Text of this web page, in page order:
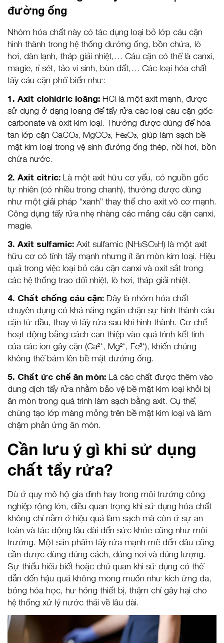
đường ống
Nhóm hóa chất này có tác dụng loại bỏ lớp cáu cặn
hình thành trong hệ thống đường ống, bồn chứa, lò
hơi, dàn lạnh, tháp giải nhiệt,… Cáu cặn có thể là canxi,
magie, rỉ sét, tảo vi sinh, bùn đất,… Các loại hóa chất
tẩy cáu cặn phổ biến như:
1. Axit clohidric loãng: HCl là một axit mạnh, được
sử dụng ở dạng loãng để tẩy rửa các loại cáu cặn gốc
carbonate và oxit kim loại. Thường được dùng để hòa
tan lớp cặn CaCO₃, MgCO₃, Fe₂O₃, giúp làm sạch bề
mặt kim loại trong vệ sinh đường ống thép, nồi hơi, bồn
chứa nước.
2. Axit citric: Là một axit hữu cơ yếu, có nguồn gốc
tự nhiên (có nhiều trong chanh), thường được dùng
như một giải pháp “xanh” thay thế cho axit vô cơ mạnh.
Công dụng tẩy rửa nhẹ nhàng các mảng cáu cặn canxi,
magie.
3. Axit sulfamic: Axit sulfamic (NH₂SO₃H) là một axit
hữu cơ có tính tẩy mạnh nhưng ít ăn mòn kim loại. Hiệu
quả trong việc loại bỏ cáu cặn canxi và oxit sắt trong
các hệ thống trao đổi nhiệt, lò hơi, tháp giải nhiệt.
4. Chất chống cáu cặn:Đây là nhóm hóa chất
chuyên dụng có khả năng ngăn chặn sự hình thành cáu
cặn từ đầu, thay vì tẩy rửa sau khi hình thành. Cơ chế
hoạt động bằng cách can thiệp vào quá trình kết tinh
của các ion gây cặn (Ca²⁺, Mg²⁺, Fe³⁺), khiến chúng
không thể bám lên bề mặt đường ống.
5. Chất ức chế ăn mòn: Là các chất được thêm vào
dung dịch tẩy rửa nhằm bảo vệ bề mặt kim loại khỏi bị
ăn mòn trong quá trình làm sạch bằng axit. Cụ thể,
chúng tạo lớp màng mỏng trên bề mặt kim loại và làm
chậm phản ứng ăn mòn.
Cần lưu ý gì khi sử dụng
chất tẩy rửa?
Dù ở quy mô hộ gia đình hay trong môi trường công
nghiệp rộng lớn, điều quan trọng khi sử dụng hóa chất
không chỉ nằm ở hiệu quả làm sạch mà còn ở sự an
toàn và tác động lâu dài đến sức khỏe cũng như môi
trường. Một sản phẩm tẩy rửa mạnh mẽ đến đâu cũng
cần được dùng đúng cách, đúng nơi và đúng lượng.
Sự thiếu hiểu biết hoặc chủ quan khi sử dụng có thể
dẫn đến hậu quả không mong muốn như kích ứng da,
bỏng hóa học, hư hỏng thiết bị, thậm chí gây hại cho
hệ thống xử lý nước thải về lâu dài.